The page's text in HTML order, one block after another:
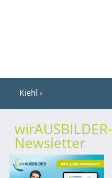
Kiehl
wirAUSBILDER-
Newsletter